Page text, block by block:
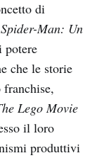
di
Spider-Man: Un
potere
che le storie
Lego Movie
il loro
produttivi